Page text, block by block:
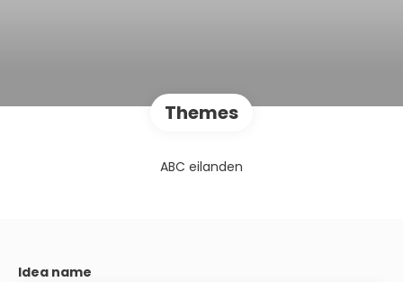
Themes
ABC eilanden
Idea name